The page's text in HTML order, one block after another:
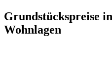
Grundstückspreise
Wohnlagen